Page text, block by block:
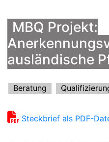
MBQ Projekt:
ausländische
Beratung
Steckbrief als PDF-